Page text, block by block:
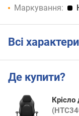
Маркування:
Всі
Де купити?
Крісло